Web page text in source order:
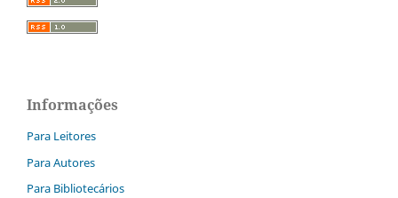
Informações
Para Leitores
Para Autores
Para Bibliotecários